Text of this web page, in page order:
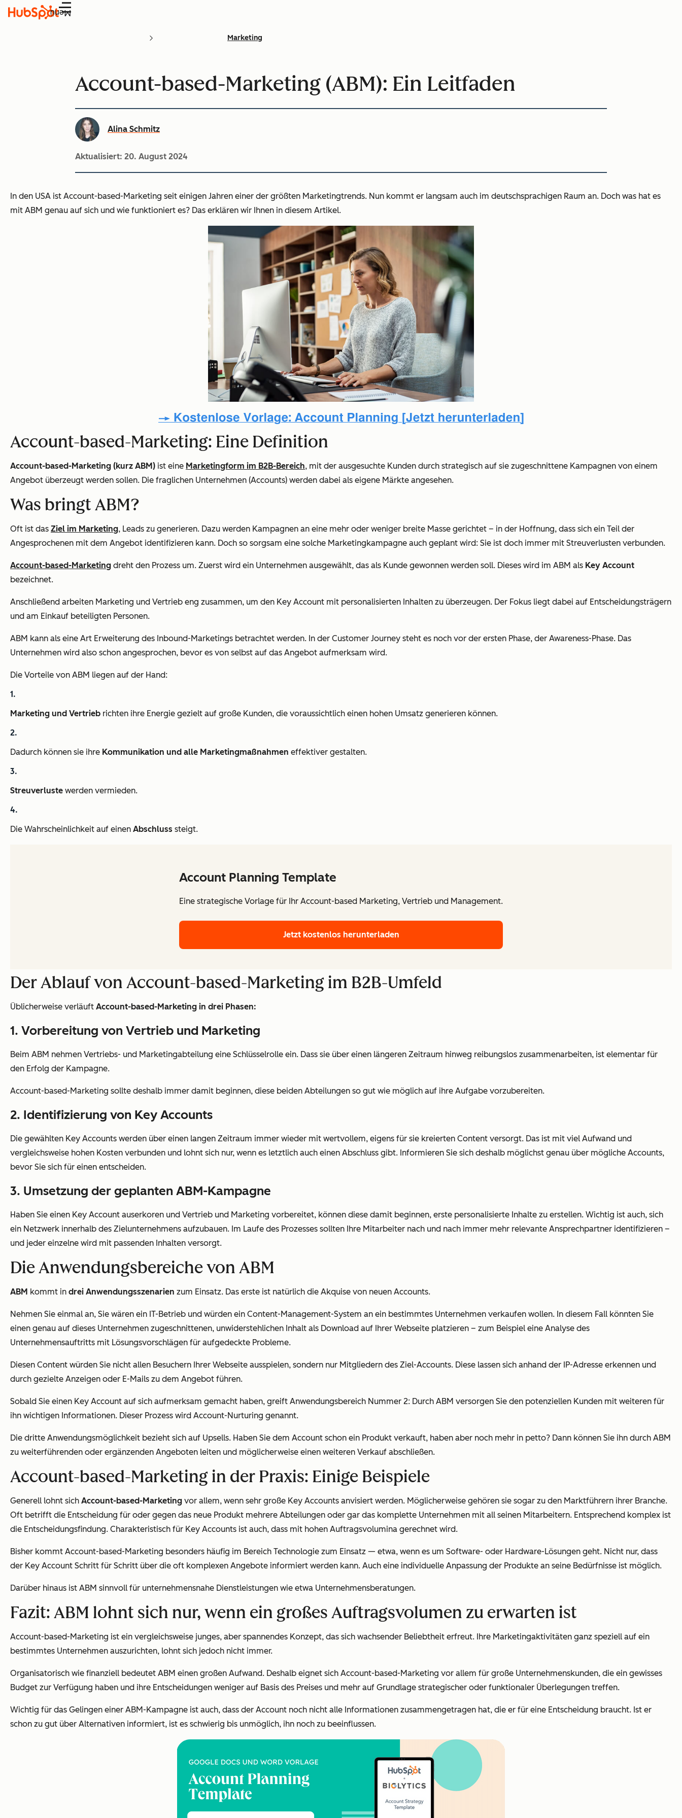
Menü
Marketing
Account-based-Marketing (ABM): Ein Leitfaden
Alina Schmitz
Aktualisiert: 20. August 2024
In den USA ist Account-based-Marketing seit einigen Jahren einer der größten Marketingtrends. Nun kommt er langsam auch im deutschsprachigen Raum an. Doch was hat es
mit ABM genau auf sich und wie funktioniert es? Das erklären wir Ihnen in diesem Artikel.
Account-based-Marketing: Eine Definition
Account-based-Marketing (kurz ABM) ist eine Marketingform im B2B-Bereich, mit der ausgesuchte Kunden durch strategisch auf sie zugeschnittene Kampagnen von einem
Angebot überzeugt werden sollen. Die fraglichen Unternehmen (Accounts) werden dabei als eigene Märkte angesehen.
Was bringt ABM?
Oft ist das Ziel im Marketing, Leads zu generieren. Dazu werden Kampagnen an eine mehr oder weniger breite Masse gerichtet – in der Hoffnung, dass sich ein Teil der
Angesprochenen mit dem Angebot identifizieren kann. Doch so sorgsam eine solche Marketingkampagne auch geplant wird: Sie ist doch immer mit Streuverlusten verbunden.
Account-based-Marketing dreht den Prozess um. Zuerst wird ein Unternehmen ausgewählt, das als Kunde gewonnen werden soll. Dieses wird im ABM als Key Account
bezeichnet.
Anschließend arbeiten Marketing und Vertrieb eng zusammen, um den Key Account mit personalisierten Inhalten zu überzeugen. Der Fokus liegt dabei auf Entscheidungsträgern
und am Einkauf beteiligten Personen.
ABM kann als eine Art Erweiterung des Inbound-Marketings betrachtet werden. In der Customer Journey steht es noch vor der ersten Phase, der Awareness-Phase. Das
Unternehmen wird also schon angesprochen, bevor es von selbst auf das Angebot aufmerksam wird.
Die Vorteile von ABM liegen auf der Hand:
Marketing und Vertrieb richten ihre Energie gezielt auf große Kunden, die voraussichtlich einen hohen Umsatz generieren können.
Dadurch können sie ihre Kommunikation und alle Marketingmaßnahmen effektiver gestalten.
Streuverluste werden vermieden.
Die Wahrscheinlichkeit auf einen Abschluss steigt.
Account Planning Template
Eine strategische Vorlage für Ihr Account-based Marketing, Vertrieb und Management.
Jetzt kostenlos herunterladen
Der Ablauf von Account-based-Marketing im B2B-Umfeld
Üblicherweise verläuft Account-based-Marketing in drei Phasen:
1. Vorbereitung von Vertrieb und Marketing
Beim ABM nehmen Vertriebs- und Marketingabteilung eine Schlüsselrolle ein. Dass sie über einen längeren Zeitraum hinweg reibungslos zusammenarbeiten, ist elementar für
den Erfolg der Kampagne.
Account-based-Marketing sollte deshalb immer damit beginnen, diese beiden Abteilungen so gut wie möglich auf ihre Aufgabe vorzubereiten.
2. Identifizierung von Key Accounts
Die gewählten Key Accounts werden über einen langen Zeitraum immer wieder mit wertvollem, eigens für sie kreierten Content versorgt. Das ist mit viel Aufwand und
vergleichsweise hohen Kosten verbunden und lohnt sich nur, wenn es letztlich auch einen Abschluss gibt. Informieren Sie sich deshalb möglichst genau über mögliche Accounts,
bevor Sie sich für einen entscheiden.
3. Umsetzung der geplanten ABM-Kampagne
Haben Sie einen Key Account auserkoren und Vertrieb und Marketing vorbereitet, können diese damit beginnen, erste personalisierte Inhalte zu erstellen. Wichtig ist auch, sich
ein Netzwerk innerhalb des Zielunternehmens aufzubauen. Im Laufe des Prozesses sollten Ihre Mitarbeiter nach und nach immer mehr relevante Ansprechpartner identifizieren –
und jeder einzelne wird mit passenden Inhalten versorgt.
Die Anwendungsbereiche von ABM
ABM kommt in drei Anwendungsszenarien zum Einsatz. Das erste ist natürlich die Akquise von neuen Accounts.
Nehmen Sie einmal an, Sie wären ein IT-Betrieb und würden ein Content-Management-System an ein bestimmtes Unternehmen verkaufen wollen. In diesem Fall könnten Sie
einen genau auf dieses Unternehmen zugeschnittenen, unwiderstehlichen Inhalt als Download auf Ihrer Webseite platzieren – zum Beispiel eine Analyse des
Unternehmensauftritts mit Lösungsvorschlägen für aufgedeckte Probleme.
Diesen Content würden Sie nicht allen Besuchern Ihrer Webseite ausspielen, sondern nur Mitgliedern des Ziel-Accounts. Diese lassen sich anhand der IP-Adresse erkennen und
durch gezielte Anzeigen oder E-Mails zu dem Angebot führen.
Sobald Sie einen Key Account auf sich aufmerksam gemacht haben, greift Anwendungsbereich Nummer 2: Durch ABM versorgen Sie den potenziellen Kunden mit weiteren für
ihn wichtigen Informationen. Dieser Prozess wird Account-Nurturing genannt.
Die dritte Anwendungsmöglichkeit bezieht sich auf Upsells. Haben Sie dem Account schon ein Produkt verkauft, haben aber noch mehr in petto? Dann können Sie ihn durch ABM
zu weiterführenden oder ergänzenden Angeboten leiten und möglicherweise einen weiteren Verkauf abschließen.
Account-based-Marketing in der Praxis: Einige Beispiele
Generell lohnt sich Account-based-Marketing vor allem, wenn sehr große Key Accounts anvisiert werden. Möglicherweise gehören sie sogar zu den Marktführern ihrer Branche.
Oft betrifft die Entscheidung für oder gegen das neue Produkt mehrere Abteilungen oder gar das komplette Unternehmen mit all seinen Mitarbeitern. Entsprechend komplex ist
die Entscheidungsfindung. Charakteristisch für Key Accounts ist auch, dass mit hohen Auftragsvolumina gerechnet wird.
Bisher kommt Account-based-Marketing besonders häufig im Bereich Technologie zum Einsatz — etwa, wenn es um Software- oder Hardware-Lösungen geht. Nicht nur, dass
der Key Account Schritt für Schritt über die oft komplexen Angebote informiert werden kann. Auch eine individuelle Anpassung der Produkte an seine Bedürfnisse ist möglich.
Darüber hinaus ist ABM sinnvoll für unternehmensnahe Dienstleistungen wie etwa Unternehmensberatungen.
Fazit: ABM lohnt sich nur, wenn ein großes Auftragsvolumen zu erwarten ist
Account-based-Marketing ist ein vergleichsweise junges, aber spannendes Konzept, das sich wachsender Beliebtheit erfreut. Ihre Marketingaktivitäten ganz speziell auf ein
bestimmtes Unternehmen auszurichten, lohnt sich jedoch nicht immer.
Organisatorisch wie finanziell bedeutet ABM einen großen Aufwand. Deshalb eignet sich Account-based-Marketing vor allem für große Unternehmenskunden, die ein gewisses
Budget zur Verfügung haben und ihre Entscheidungen weniger auf Basis des Preises und mehr auf Grundlage strategischer oder funktionaler Überlegungen treffen.
Wichtig für das Gelingen einer ABM-Kampagne ist auch, dass der Account noch nicht alle Informationen zusammengetragen hat, die er für eine Entscheidung braucht. Ist er
schon zu gut über Alternativen informiert, ist es schwierig bis unmöglich, ihn noch zu beeinflussen.